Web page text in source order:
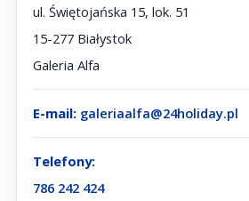
ul. Świętojańska 15, lok. 51
15-277 Białystok
Galeria Alfa
E-mail: galeriaalfa@24holiday.pl
Telefony:
786 242 424